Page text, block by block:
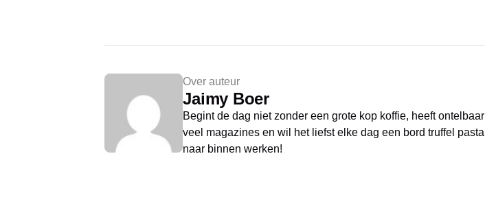
Over auteur
Jaimy Boer
Begint de dag niet zonder een grote kop koffie, heeft ontelbaar
veel magazines en wil het liefst elke dag een bord truffel pasta
naar binnen werken!